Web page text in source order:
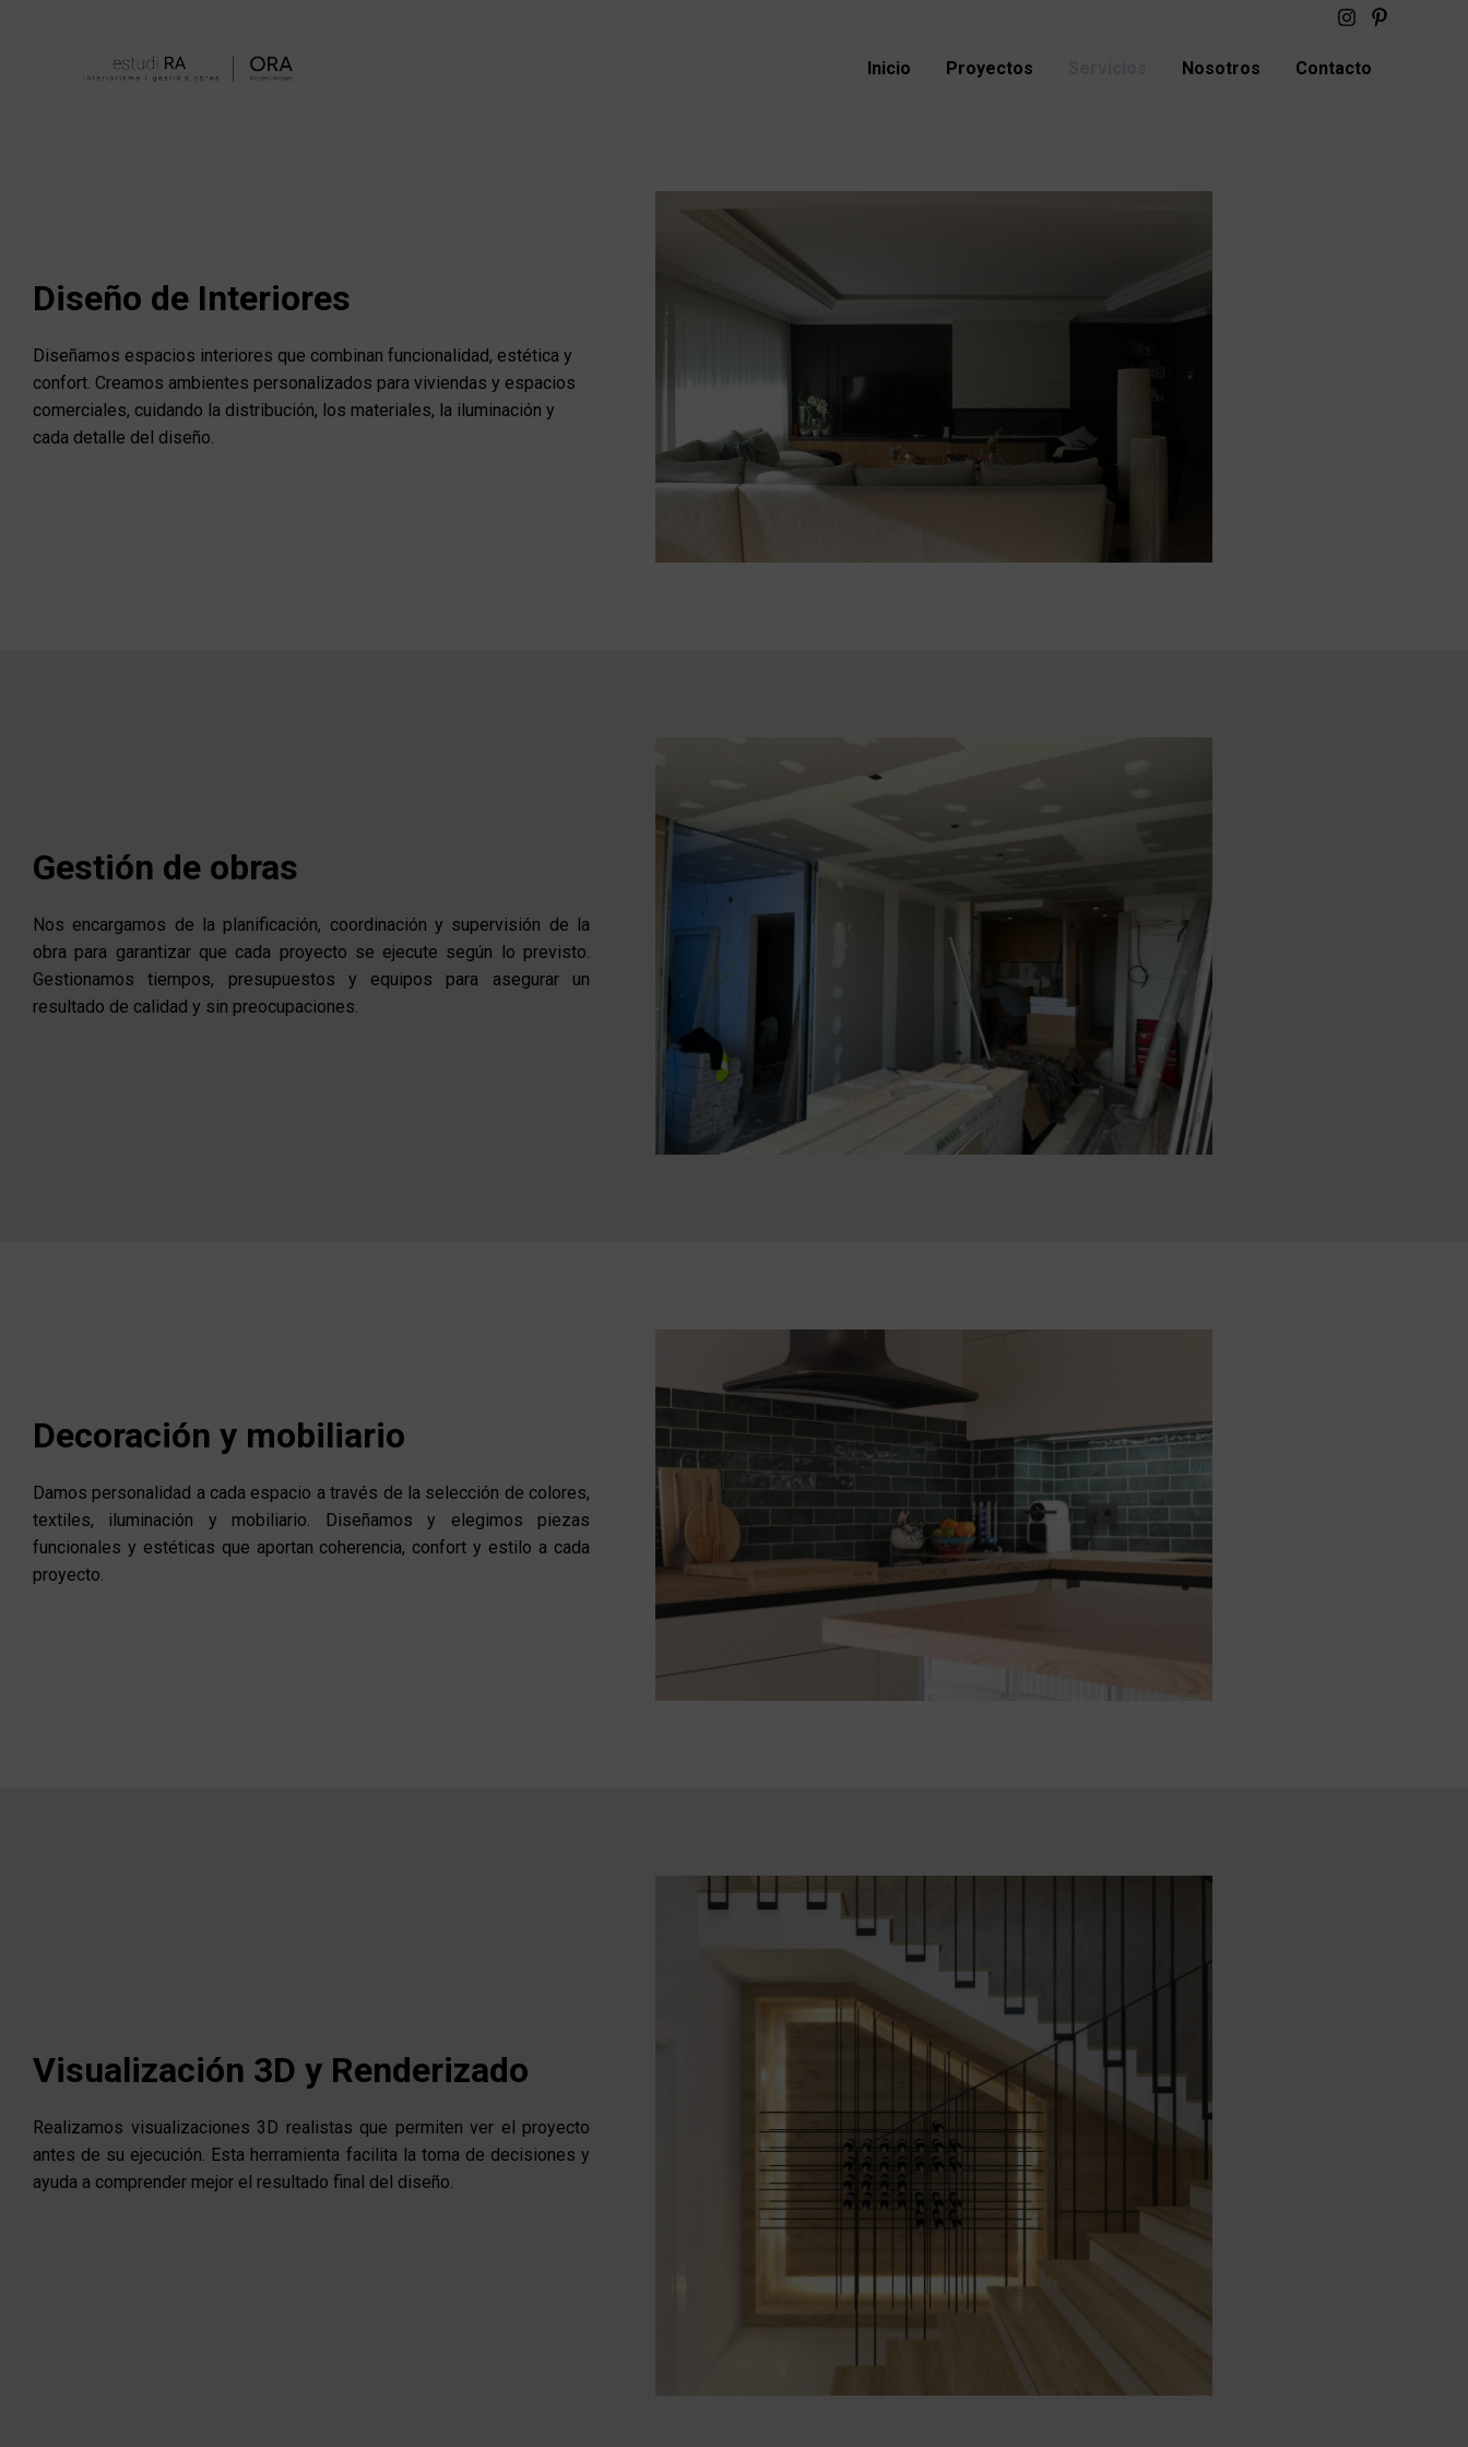
Inicio Proyectos Nosotros Contacto
Diseño de Interiores
Diseñamos espacios interiores que combinan funcionalidad, estética y
confort. Creamos ambientes personalizados para viviendas y espacios
comerciales, cuidando la distribución, los materiales, la iluminación y
cada detalle del diseño.
Gestión de obras
Nos encargamos de la planificación, coordinación y supervisión de la
obra para garantizar que cada proyecto se ejecute según lo previsto.
Gestionamos tiempos, presupuestos y equipos para asegurar un
resultado de calidad y sin preocupaciones.
Decoración y mobiliario
Damos personalidad a cada espacio a través de la selección de colores,
textiles, iluminación y mobiliario. Diseñamos y elegimos piezas
funcionales y estéticas que aportan coherencia, confort y estilo a cada
proyecto.
Visualización 3D y Renderizado
Realizamos visualizaciones 3D realistas que permiten ver el proyecto
antes de su ejecución. Esta herramienta facilita la toma de decisiones y
ayuda a comprender mejor el resultado final del diseño.